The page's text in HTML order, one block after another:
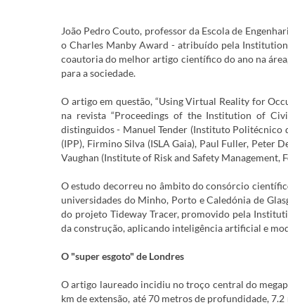
João Pedro Couto, professor da Escola de
o Charles Manby Award - atribuído pela
coautoria do melhor artigo científico do ano na
para a sociedade.
O artigo em questão, “Using Virtual Reality for
na revista “Proceedings of the Institution of
distinguidos - Manuel Tender (Instituto Politécnico
(IPP), Firmino Silva (ISLA Gaia), Paul Fuller, Peter
Vaughan (Institute of Risk and Safety Management,
O estudo decorreu no âmbito do consórcio
universidades do Minho, Porto e Caledónia de
do projeto Tideway Tracer, promovido pela
da construção, aplicando inteligência artificial e
O "super esgoto" de Londres
O artigo laureado incidiu no troço central do
km de extensão, até 70 metros de profundidade,